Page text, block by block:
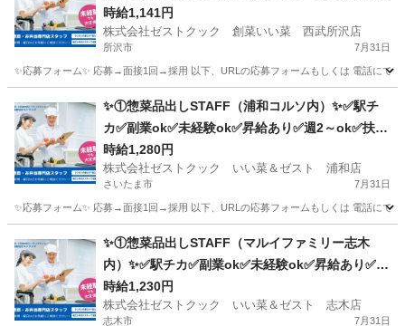
k
時給1,141円
株式会社ゼストクック 創菜いい菜 西武所沢店
所沢市 7月31日
✨応募フォーム✨ 応募→面接1回→採用 以下、URLの応募フォームもしくは 電話にて
キッチン スタッフ
✨①惣菜品出しSTAFF（浦和コルソ内）✨✅駅チ
カ✅副業ok✅未経験ok✅昇給あり✅週2～ok✅扶養
内ok
時給1,280円
株式会社ゼストクック いい菜＆ゼスト 浦和店
さいたま市 7月31日
✨応募フォーム✨ 応募→面接1回→採用 以下、URLの応募フォームもしくは 電話にて
さいたま市 キッチン
✨①惣菜品出しSTAFF（マルイファミリー志木
内）✨✅駅チカ✅副業ok✅未経験ok✅昇給あり✅週
2～ok✅扶養内ok
時給1,230円
株式会社ゼストクック いい菜＆ゼスト 志木店
志木市 7月31日